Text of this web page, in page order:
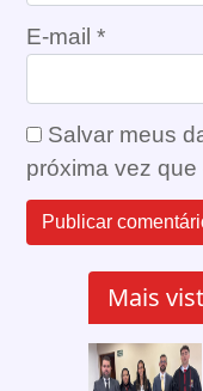
E-mail *
Salvar meus
próxima vez que
Mais